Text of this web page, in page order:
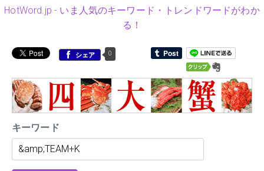
HotWord.jp - いま人気のキーワード・トレンドワードがわか
る！
シェア 0
キーワード